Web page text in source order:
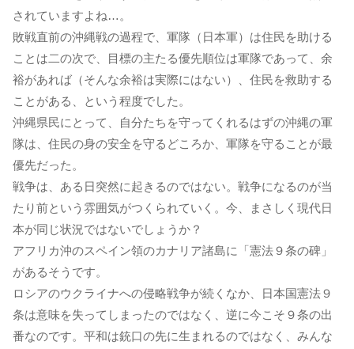
されていますよね…。
敗戦直前の沖縄戦の過程で、軍隊（日本軍）は住民を助ける
ことは二の次で、目標の主たる優先順位は軍隊であって、余
裕があれば（そんな余裕は実際にはない）、住民を救助する
ことがある、という程度でした。
沖縄県民にとって、自分たちを守ってくれるはずの沖縄の軍
隊は、住民の身の安全を守るどころか、軍隊を守ることが最
優先だった。
戦争は、ある日突然に起きるのではない。戦争になるのが当
たり前という雰囲気がつくられていく。今、まさしく現代日
本が同じ状況ではないでしょうか？
アフリカ沖のスペイン領のカナリア諸島に「憲法９条の碑」
があるそうです。
ロシアのウクライナへの侵略戦争が続くなか、日本国憲法９
条は意味を失ってしまったのではなく、逆に今こそ９条の出
番なのです。平和は銃口の先に生まれるのではなく、みんな